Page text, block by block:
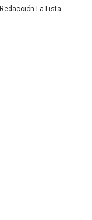
Redacción La-Lista